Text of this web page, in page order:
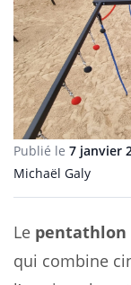
Publié le 7 janvier
Michaël Galy
Le pentathlon
qui combine